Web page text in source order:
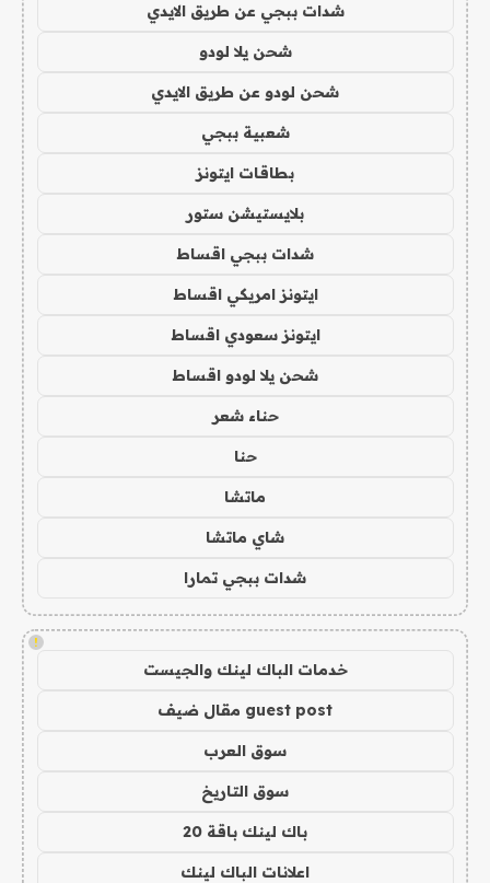
شدات ببجي عن طريق الايدي
شحن يلا لودو
شحن لودو عن طريق الايدي
شعبية ببجي
بطاقات ايتونز
بلايستيشن ستور
شدات ببجي اقساط
ايتونز امريكي اقساط
ايتونز سعودي اقساط
شحن يلا لودو اقساط
حناء شعر
حنا
ماتشا
شاي ماتشا
شدات ببجي تمارا
!
خدمات الباك لينك والجيست
guest post مقال ضيف
سوق العرب
سوق التاريخ
باك لينك باقة 20
اعلانات الباك لينك